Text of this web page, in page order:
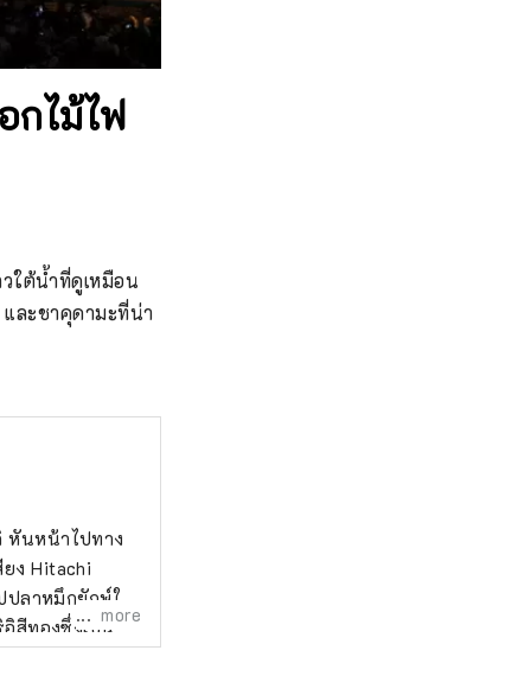
กไม้ไฟ
ใต้น้ำที่ดูเหมือน
ละชาคุดามะที่น่า
หันหน้าไปทาง
ง Hitachi
ลาหมึกยักษ์ใน
สีทองซึ่งเป็น
านี Ajigaura
more